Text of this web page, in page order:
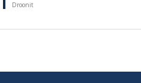
Droonit